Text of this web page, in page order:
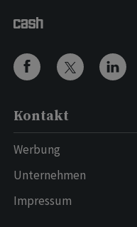
Kontakt
Werbung
Unternehmen
Impressum